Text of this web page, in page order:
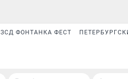
ЗСД ФОНТАНКА ФЕСТ